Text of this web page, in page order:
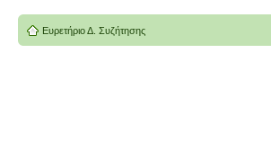
Ευρετήριο Δ. Συζήτησης